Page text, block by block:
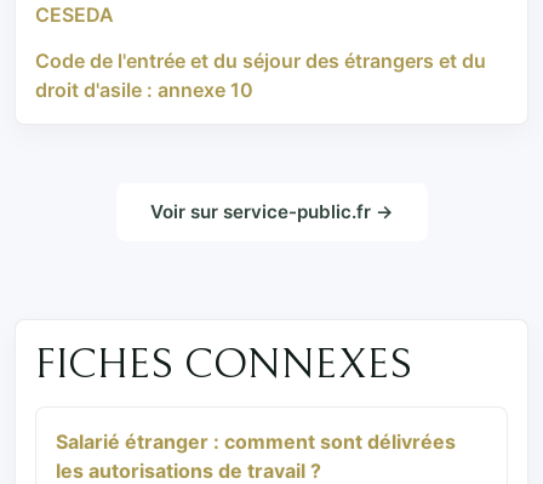
CESEDA
Code de l'entrée et du séjour des étrangers et du
droit d'asile : annexe 10
Voir sur service-public.fr →
FICHES CONNEXES
Salarié étranger : comment sont délivrées
les autorisations de travail ?